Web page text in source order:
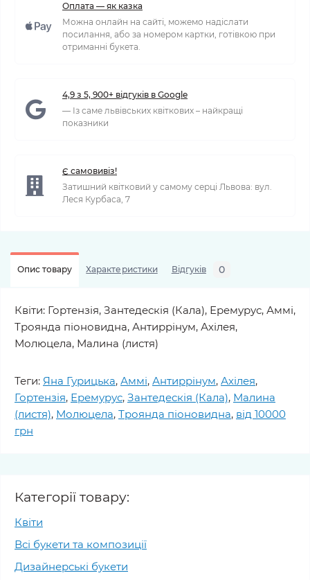
Оплата — як казка
Можна онлайн на сайті, можемо надіслати
посилання, або за номером картки, готівкою при
отриманні букета.
4,9 з 5, 900+ відгуків в Google
— Із саме львівських квіткових – найкращі
показники
Є самовивіз!
Затишний квітковий у самому серці Львова: вул.
Леся Курбаса, 7
Опис товару Характеристики Відгуків 0
Квіти: Гортензія, Зантедескія (Кала), Еремурус, Аммі,
Троянда піоновидна, Антиррінум, Ахілея,
Молюцела, Малина (листя)
Теги: Яна Гурицька, Аммі, Антиррінум, Ахілея,
Гортензія, Еремурус, Зантедескія (Кала), Малина
(листя), Молюцела, Троянда піоновидна, від 10000
грн
Категорії товару:
Квіти
Всі букети та композиції
Дизайнерські букети